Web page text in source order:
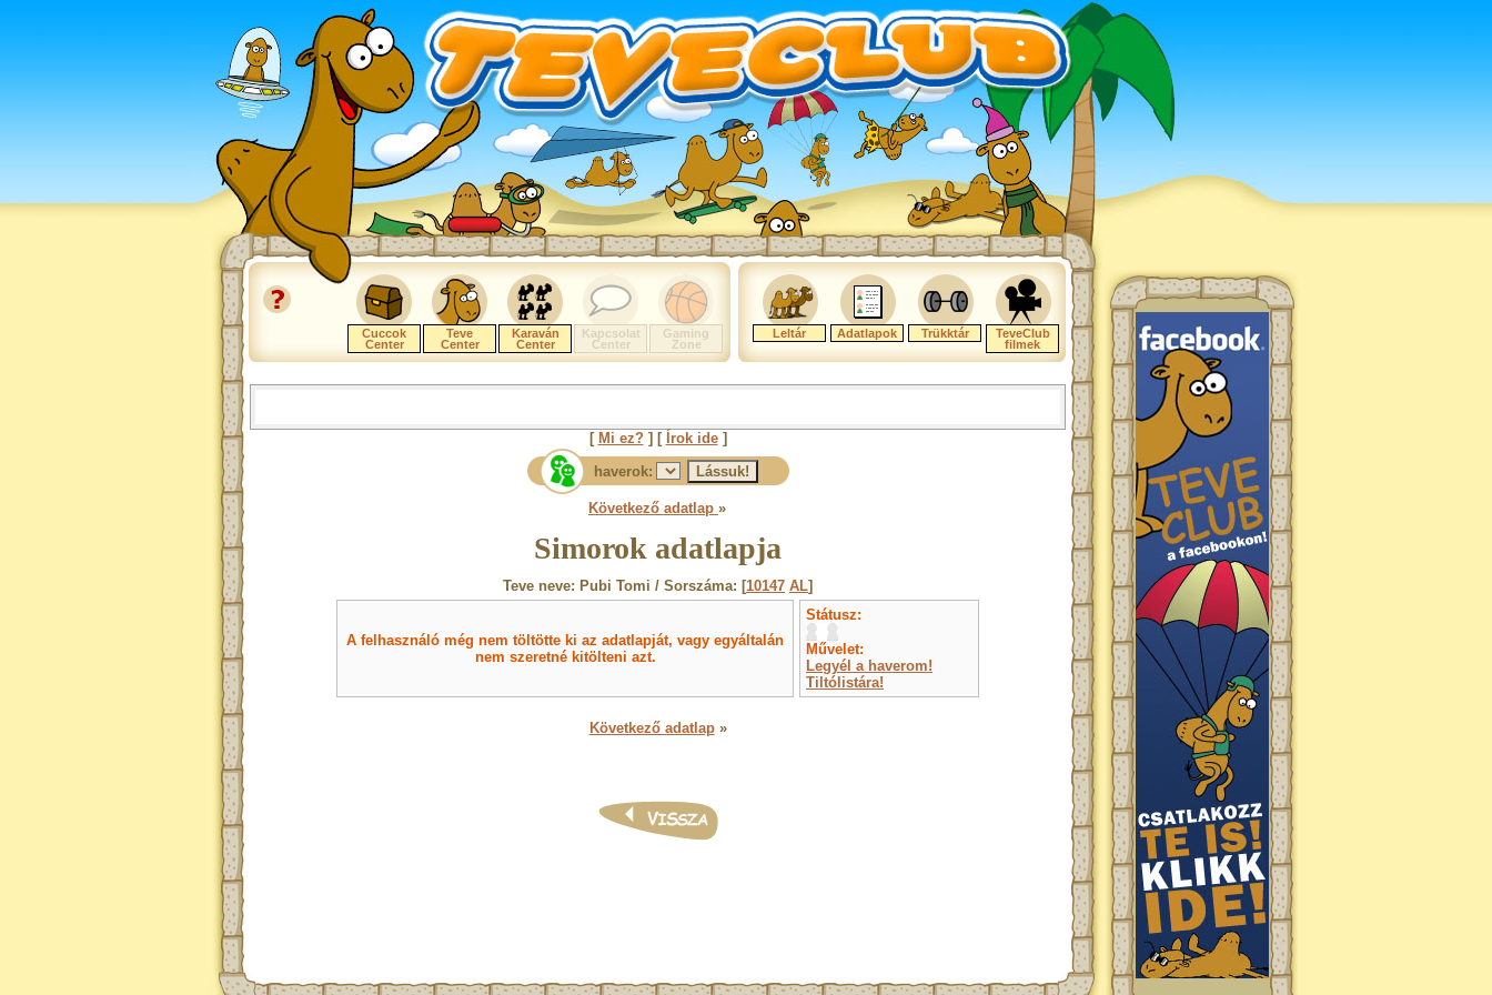
Cuccok
Center
Teve
Center
Karaván
Center
Kapcsolat
Center
Gaming
Zone
Leltár Adatlapok Trükktár
TeveClub
filmek
[ Mi ez?] [ Írok ide]
haverok:
Következő adatlap »
Simorok adatlapja
Teve neve: Pubi Tomi / Sorszáma: [10147 AL]
A felhasználó még nem töltötte ki az adatlapját, vagy egyáltalán
nem szeretné kitölteni azt.
Státusz:
Művelet:
Legyél a haverom!
Tiltólistára!
Következő adatlap»